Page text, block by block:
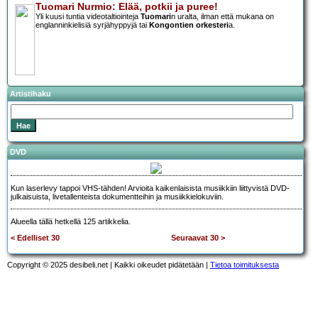
Tuomari Nurmio: Elää, potkii ja puree!
Yli kuusi tuntia videotaltiointeja Tuomarin uralta, ilman että mukana on
englanninkielisiä syrjähyppyjä tai Kongontien orkesteria.
Artistihaku
DVD
Kun laserlevy tappoi VHS-tähden! Arvioita kaikenlaisista musiikkiin liittyvistä DVD-
julkaisuista, livetallenteista dokumentteihin ja musiikkielokuviin.
Alueella tällä hetkellä 125 artikkelia.
< Edelliset 30
Seuraavat 30 >
Copyright © 2025 desibeli.net | Kaikki oikeudet pidätetään | Tietoa toimituksesta